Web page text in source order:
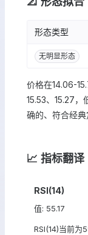
形态类型
无明显形态
价格在14.06-
15.53、15.27，
确的、符合经典
📈 指标翻译
RSI(14)
值: 55.17
RSI(14)当前为